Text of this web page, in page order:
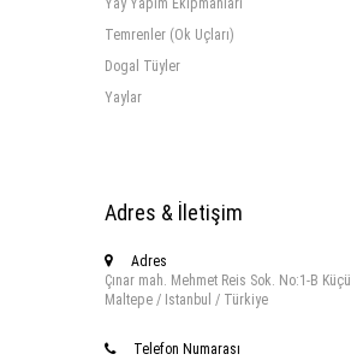
Yay Yapım Ekipmanları
Temrenler (Ok Uçları)
Dogal Tüyler
Yaylar
Adres & İletişim
Adres
Çınar mah. Mehmet Reis Sok. No:1-B
Maltepe / Istanbul / Türkiye
Telefon Numarası